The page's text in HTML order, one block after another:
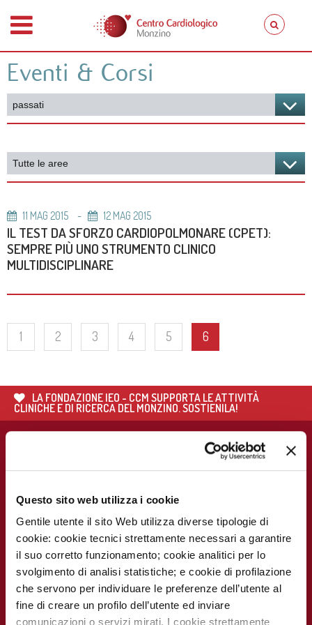
Questo sito web utilizza i cookie
Gentile utente il sito Web utilizza diverse tipologie di
cookie: cookie tecnici strettamente necessari a garantire
il suo corretto funzionamento; cookie analitici per lo
svolgimento di analisi statistiche; e cookie di profilazione
che servono per individuare le preferenze dell’utente al
fine di creare un profilo dell’utente ed inviare
comunicazioni o servizi mirati. I cookie strettamente
Eventi & Corsi
11 MAG 2015 12 MAG 2015
IL TEST DA SFORZO CARDIOPOLMONARE (CPET):
SEMPRE PIÙ UNO STRUMENTO CLINICO
MULTIDISCIPLINARE
1 2 3 4 5 6
LA FONDAZIONE IEO - CCM SUPPORTA LE ATTIVITÀ
CLINICHE E DI RICERCA DEL MONZINO. SOSTIENILA!
Soddisfazione
Codice Etico
Cerca medico
Come
raggiungerci
Monzino
viaggiare facile
Notizie dal
Monzino
MEDICO E
Eventi e Corsi
Corsi online
MECKI Score
PER I
RICERCATORI
Report
Scientifico
PER I MEDIA
CAMPAGNE E
INIZIATIVE